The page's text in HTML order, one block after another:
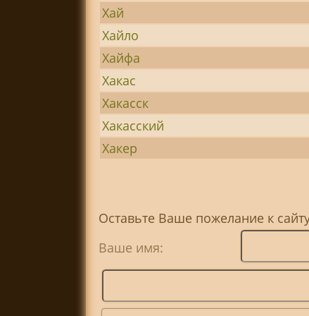
Хай
Хайло
Хайфа
Хакас
Хакасск
Хакасский
Хакер
Оставьте Ваше пожелание к
Ваше имя: